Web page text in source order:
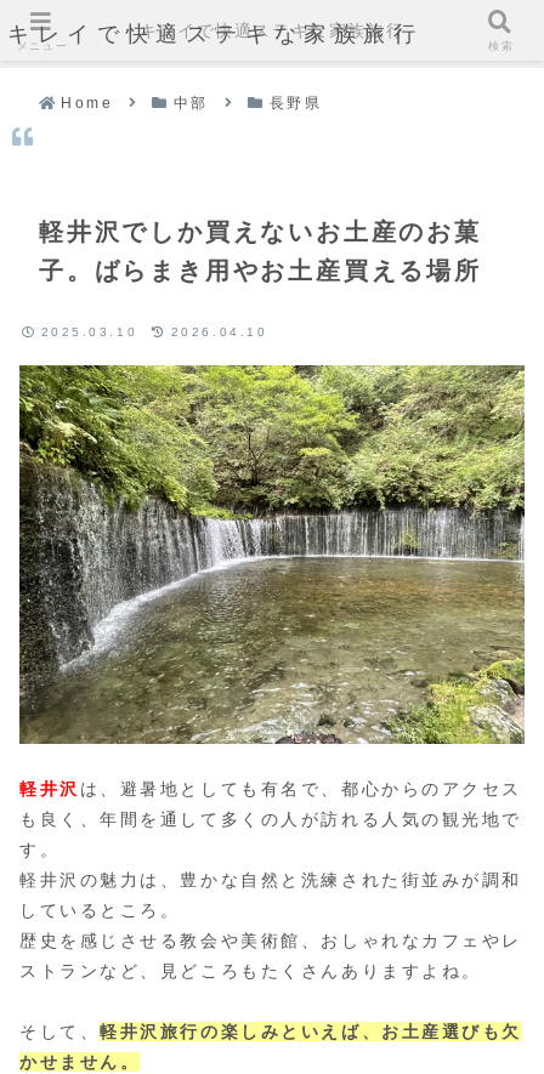
キレイで快適ステキな家族旅行
Home 中部 長野県
軽井沢でしか買えないお土産のお菓
子。ばらまき用やお土産買える場所
2025.03.10 2026.04.10
軽井沢 は、避暑地としても有名で、都心からのアクセス
も良く、年間を通して多くの人が訪れる人気の観光地で
す。
軽井沢の魅力は、豊かな自然と洗練された街並みが調和
しているところ。
歴史を感じさせる教会や美術館、おしゃれなカフェやレ
ストランなど、見どころもたくさんありますよね。
そして、軽井沢旅行の楽しみといえば、お土産選びも欠
かせません。
メニュー
キレイで快適ステキな家族旅行
検索